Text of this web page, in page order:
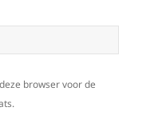
browser voor de